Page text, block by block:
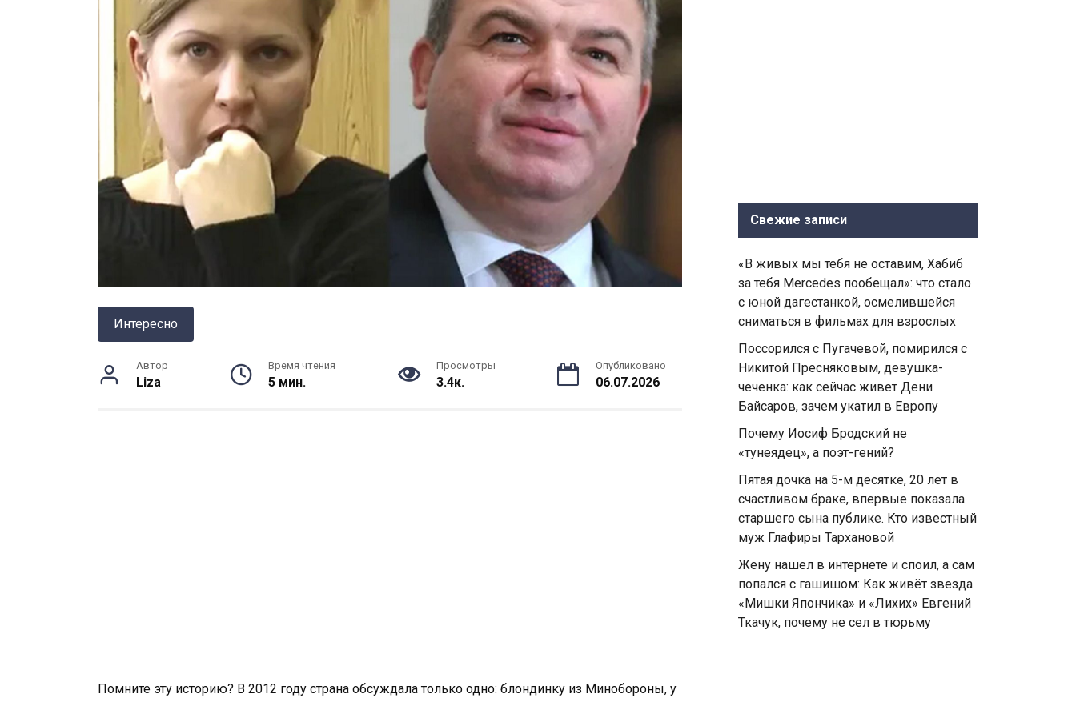
Интересно
Автор
Liza
Время чтения
5 мин.
Просмотры
3.4к.
Опубликовано
06.07.2026
Помните эту историю? В 2012 году страна обсуждала только одно: блондинку из Минобороны, у
Свежие записи
«В живых мы тебя не оставим, Хабиб
за тебя Mercedes пообещал»: что стало
с юной дагестанкой, осмелившейся
сниматься в фильмах для взрослых
Поссорился с Пугачевой, помирился с
Никитой Пресняковым, девушка-
чеченка: как сейчас живет Дени
Байсаров, зачем укатил в Европу
Почему Иосиф Бродский не
«тунеядец», а поэт-гений?
Пятая дочка на 5-м десятке, 20 лет в
счастливом браке, впервые показала
старшего сына публике. Кто известный
муж Глафиры Тархановой
Жену нашел в интернете и споил, а сам
попался с гaшишoм: Как живёт звезда
«Мишки Япончика» и «Лихих» Евгений
Ткачук, почему не сел в тюрьму